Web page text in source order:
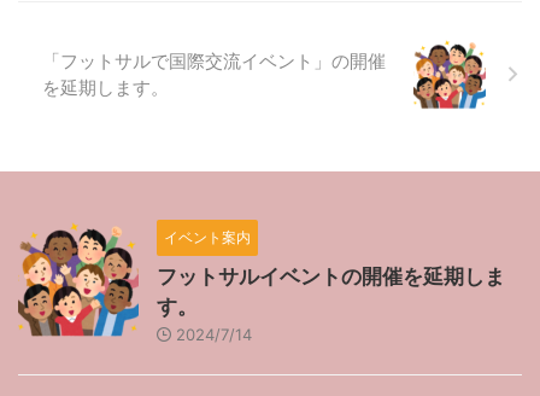
「フットサルで国際交流イベント」の開催
を延期します。
イベント案内
フットサルイベントの開催を延期しま
す。
2024/7/14